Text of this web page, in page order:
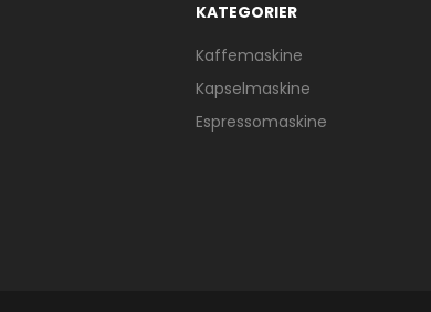
KATEGORIER
Kaffemaskine
Kapselmaskine
Espressomaskine